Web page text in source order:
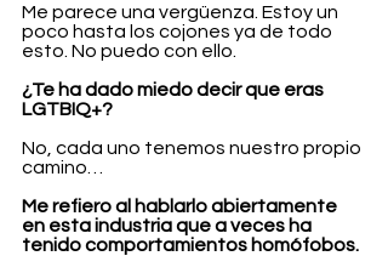
Me parece una vergüenza. Estoy un
poco hasta los cojones ya de todo
esto. No puedo con ello.
¿Te ha dado miedo decir que eras
LGTBIQ+?
No, cada uno tenemos nuestro propio
camino…
Me refiero al hablarlo abiertamente
en esta industria que a veces ha
tenido comportamientos homófobos.